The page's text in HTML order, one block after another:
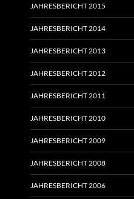
JAHRESBERICHT 2015
JAHRESBERICHT 2014
JAHRESBERICHT 2013
JAHRESBERICHT 2012
JAHRESBERICHT 2011
JAHRESBERICHT 2010
JAHRESBERICHT 2009
JAHRESBERICHT 2008
JAHRESBERICHT 2006